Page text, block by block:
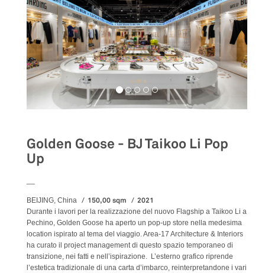
Golden Goose - BJ Taikoo Li Pop
Up
BEIJING, China 150,00 sqm 2021
Durante i lavori per la realizzazione del nuovo Flagship a Taikoo Li a
Pechino, Golden Goose ha aperto un pop-up store nella medesima
location ispirato al tema del viaggio. Area-17 Architecture & Interiors
ha curato il project management di questo spazio temporaneo di
transizione, nei fatti e nell’ispirazione. L’esterno grafico riprende
l’estetica tradizionale di una carta d’imbarco, reinterpretandone i vari